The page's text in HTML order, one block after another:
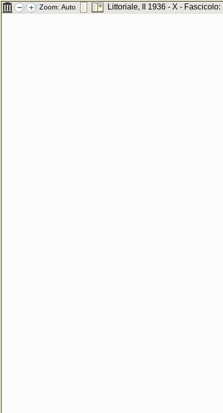
Zoom: Auto Littoriale, Il 1936 - X - Fascicolo: